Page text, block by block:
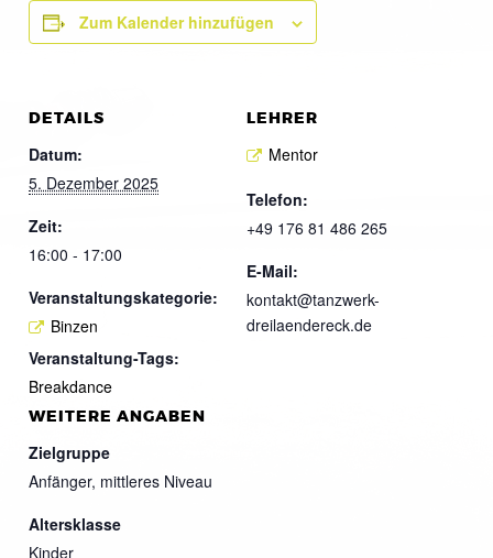
Zum Kalender hinzufügen
DETAILS
Datum:
5. Dezember 2025
Zeit:
16:00 - 17:00
Veranstaltungskategorie:
Binzen
Veranstaltung-Tags:
Breakdance
LEHRER
Mentor
Telefon:
+49 176 81 486 265
E-Mail:
kontakt@tanzwerk-
dreilaendereck.de
WEITERE ANGABEN
Zielgruppe
Anfänger, mittleres Niveau
Altersklasse
Kinder